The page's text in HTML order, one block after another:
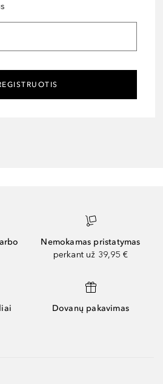
Nemokamas pristatymas
perkant už 39,95 €
Dovanų pakavimas